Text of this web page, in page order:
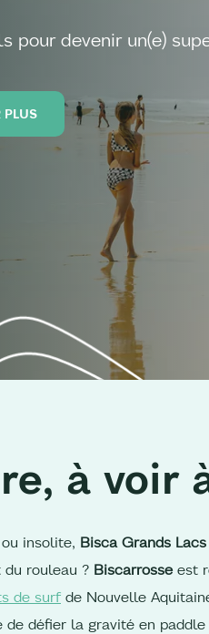
pour devenir un(e)
PLUS
à voir
insolite, Bisca Grands Lacs
du rouleau ? Biscarrosse est
de surf de Nouvelle
de défier la gravité en